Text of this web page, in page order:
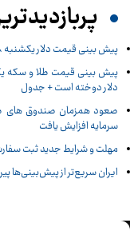
پیش ‌بینی قیمت دلار یکشنبه ۱۸ مرداد ۱۴۰۵ / اتراق دلار در ایستگاه استراحت
دلار دوخته است + جدول
صعود همزمان صندوق های
سرمایه افزایش یافت
مهلت و شرایط جدید ثبت
ایران سریع‌تر از پیش‌بینی‌ها